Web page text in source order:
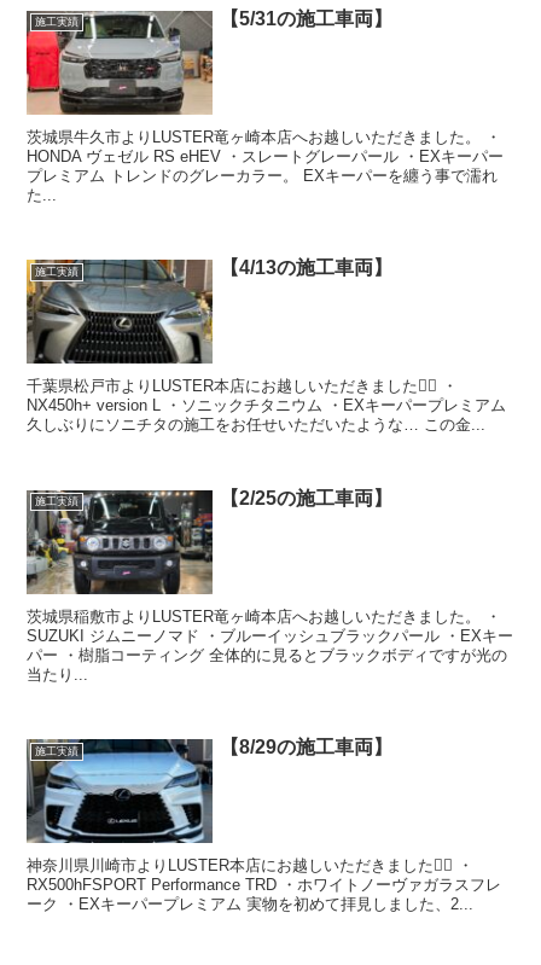
施工実績 【5/31の施工車両】
茨城県牛久市よりLUSTER竜ヶ崎本店へお越しいただきました。 ・
HONDA ヴェゼル RS eHEV ・スレートグレーパール ・EXキーパー
プレミアム トレンドのグレーカラー。 EXキーパーを纏う事で濡れ
た...
施工実績 【4/13の施工車両】
千葉県松戸市よりLUSTER本店にお越しいただきました🙇‍♂️ ・
NX450h+ version L ・ソニックチタニウム ・EXキーパープレミアム
久しぶりにソニチタの施工をお任せいただいたような… この金...
施工実績 【2/25の施工車両】
茨城県稲敷市よりLUSTER竜ヶ崎本店へお越しいただきました。 ・
SUZUKI ジムニーノマド ・ブルーイッシュブラックパール ・EXキー
パー ・樹脂コーティング 全体的に見るとブラックボディですが光の
当たり...
施工実績 【8/29の施工車両】
神奈川県川崎市よりLUSTER本店にお越しいただきました🙇‍♂️ ・
RX500hFSPORT Performance TRD ・ホワイトノーヴァガラスフレ
ーク ・EXキーパープレミアム 実物を初めて拝見しました、2...